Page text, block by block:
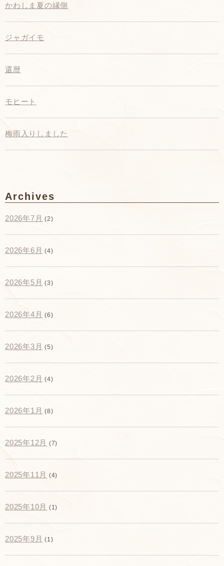
かわしま夏の縁側
ジャガイモ
還暦
モヒート
梅雨入りしました
Archives
2026年7月 (2)
2026年6月 (4)
2026年5月 (3)
2026年4月 (6)
2026年3月 (5)
2026年2月 (4)
2026年1月 (8)
2025年12月 (7)
2025年11月 (4)
2025年10月 (1)
2025年9月 (1)